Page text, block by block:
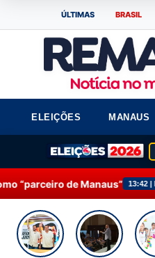
ÚLTIMAS BRASIL
ELEIÇÕES MANAUS
13:42 | MANAUS Servidores